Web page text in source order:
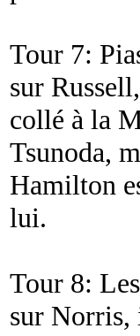
Tour 7:
sur
collé à la
Tsunoda,
Hamilton
lui.
Tour 8:
sur Norris,